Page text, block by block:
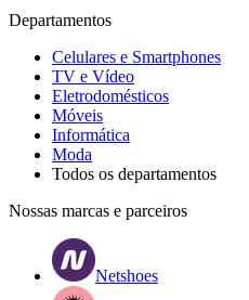
Departamentos
Celulares e Smartphones
TV e Vídeo
Eletrodomésticos
Móveis
Informática
Moda
Todos os departamentos
Nossas marcas e parceiros
Netshoes